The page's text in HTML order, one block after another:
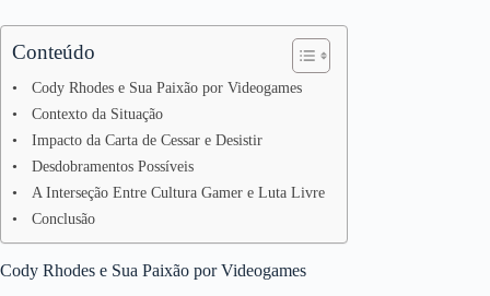
Conteúdo
Cody Rhodes e Sua Paixão por Videogames
Contexto da Situação
Impacto da Carta de Cessar e Desistir
Desdobramentos Possíveis
A Interseção Entre Cultura Gamer e Luta Livre
Conclusão
Cody Rhodes e Sua Paixão por Videogames